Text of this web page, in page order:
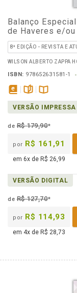
Balanço
de Haveres e/
8ª EDIÇÃO - REVISTA E
WILSON ALBERTO ZAPPA
ISBN: 978652631581-1
disponível
em
páginasDisponível
na
VERSÃO IMPRESSA
deR$ 179,90*
por R$ 161,91
em 6x de R$ 26,99
VERSÃO DIGITAL
deR$ 127,70*
por R$ 114,93
em 4x de R$ 28,73